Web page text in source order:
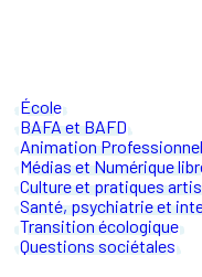
École
BAFA et BAFD
Animation
Médias et Numérique
Culture et pratiques
Santé, psychiatrie et
Transition écologique
Questions sociétales